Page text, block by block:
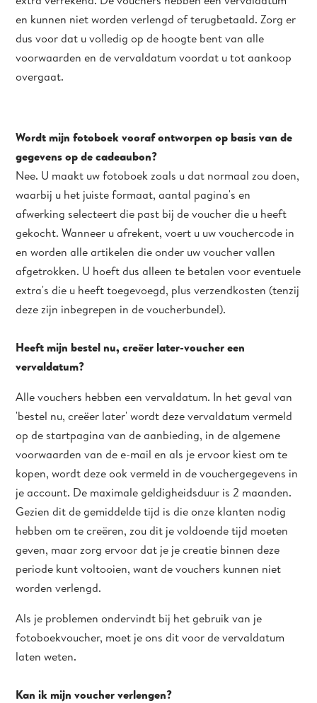
en kunnen niet worden verlengd of terugbetaald. Zorg er
dus voor dat u volledig op de hoogte bent van alle
voorwaarden en de vervaldatum voordat u tot aankoop
overgaat.
Wordt mijn fotoboek vooraf ontworpen op basis van de
gegevens op de cadeaubon?
Nee. U maakt uw fotoboek zoals u dat normaal zou doen,
waarbij u het juiste formaat, aantal pagina's en
afwerking selecteert die past bij de voucher die u heeft
gekocht. Wanneer u afrekent, voert u uw vouchercode in
en worden alle artikelen die onder uw voucher vallen
afgetrokken. U hoeft dus alleen te betalen voor eventuele
extra's die u heeft toegevoegd, plus verzendkosten (tenzij
deze zijn inbegrepen in de voucherbundel).
Heeft mijn bestel nu, creëer later-voucher een
vervaldatum?
Alle vouchers hebben een vervaldatum. In het geval van
'bestel nu, creëer later' wordt deze vervaldatum vermeld
op de startpagina van de aanbieding, in de algemene
voorwaarden van de e-mail en als je ervoor kiest om te
kopen, wordt deze ook vermeld in de vouchergegevens in
je account. De maximale geldigheidsduur is 2 maanden.
Gezien dit de gemiddelde tijd is die onze klanten nodig
hebben om te creëren, zou dit je voldoende tijd moeten
geven, maar zorg ervoor dat je je creatie binnen deze
periode kunt voltooien, want de vouchers kunnen niet
worden verlengd.
Als je problemen ondervindt bij het gebruik van je
fotoboekvoucher, moet je ons dit voor de vervaldatum
laten weten.
Kan ik mijn voucher verlengen?